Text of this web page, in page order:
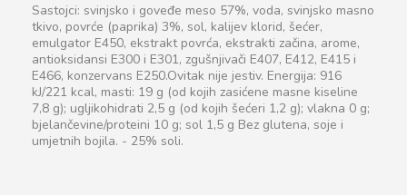
Sastojci: svinjsko i goveđe meso 57%, voda, svinjsko masno
tkivo, povrće (paprika) 3%, sol, kalijev klorid, šećer,
emulgator E450, ekstrakt povrća, ekstrakti začina, arome,
antioksidansi E300 i E301, zgušnjivači E407, E412, E415 i
E466, konzervans E250.Ovitak nije jestiv. Energija: 916
kJ/221 kcal, masti: 19 g (od kojih zasićene masne kiseline
7,8 g); ugljikohidrati 2,5 g (od kojih šećeri 1,2 g); vlakna 0 g;
bjelančevine/proteini 10 g; sol 1,5 g Bez glutena, soje i
umjetnih bojila. - 25% soli.